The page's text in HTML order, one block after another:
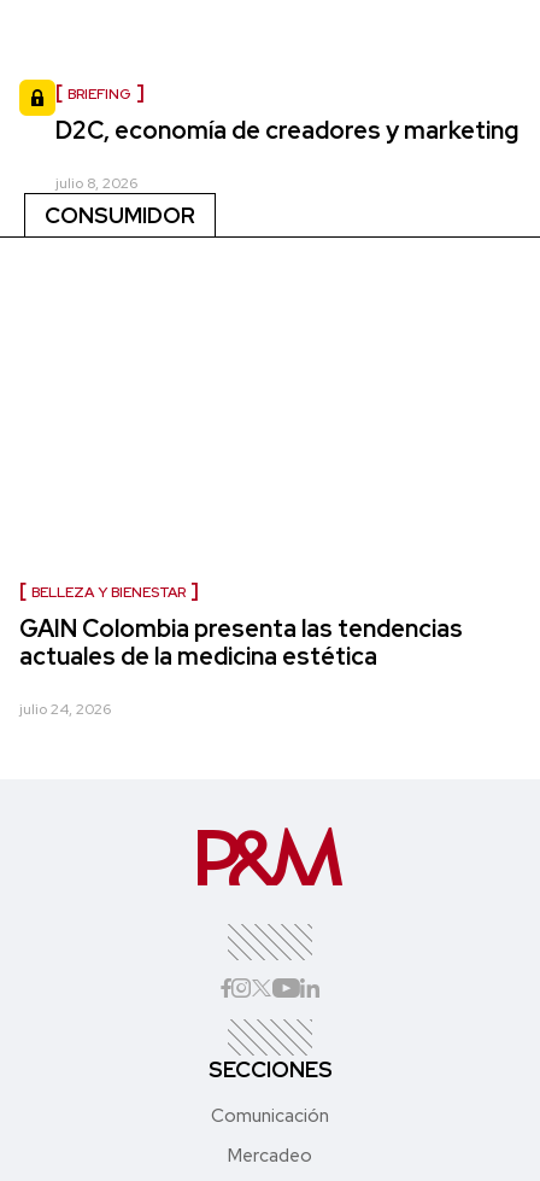
BRIEFING
D2C, economía de creadores y marketing
julio 8, 2026
CONSUMIDOR
BELLEZA Y BIENESTAR
GAIN Colombia presenta las tendencias
actuales de la medicina estética
julio 24, 2026
SECCIONES
Comunicación
Mercadeo